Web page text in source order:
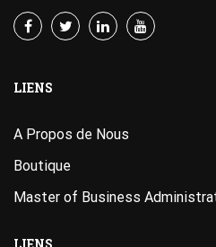
LIENS
A Propos de Nous
Boutique
Master of Business